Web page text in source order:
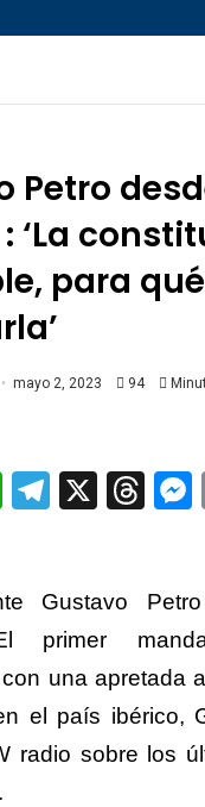
Petro
‘La
para qué
mayo 2, 2023 94
WhatsApp
X
Gustavo
primer
una apretada
el país ibérico,
radio sobre los